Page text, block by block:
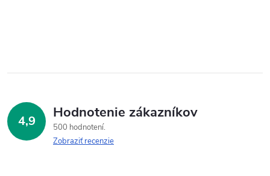
4,9 Hodnotenie zákazníkov
500 hodnotení
Zobraziť recenzie